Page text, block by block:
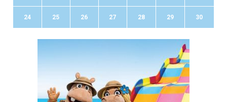
24 25 26 27 28 29 30